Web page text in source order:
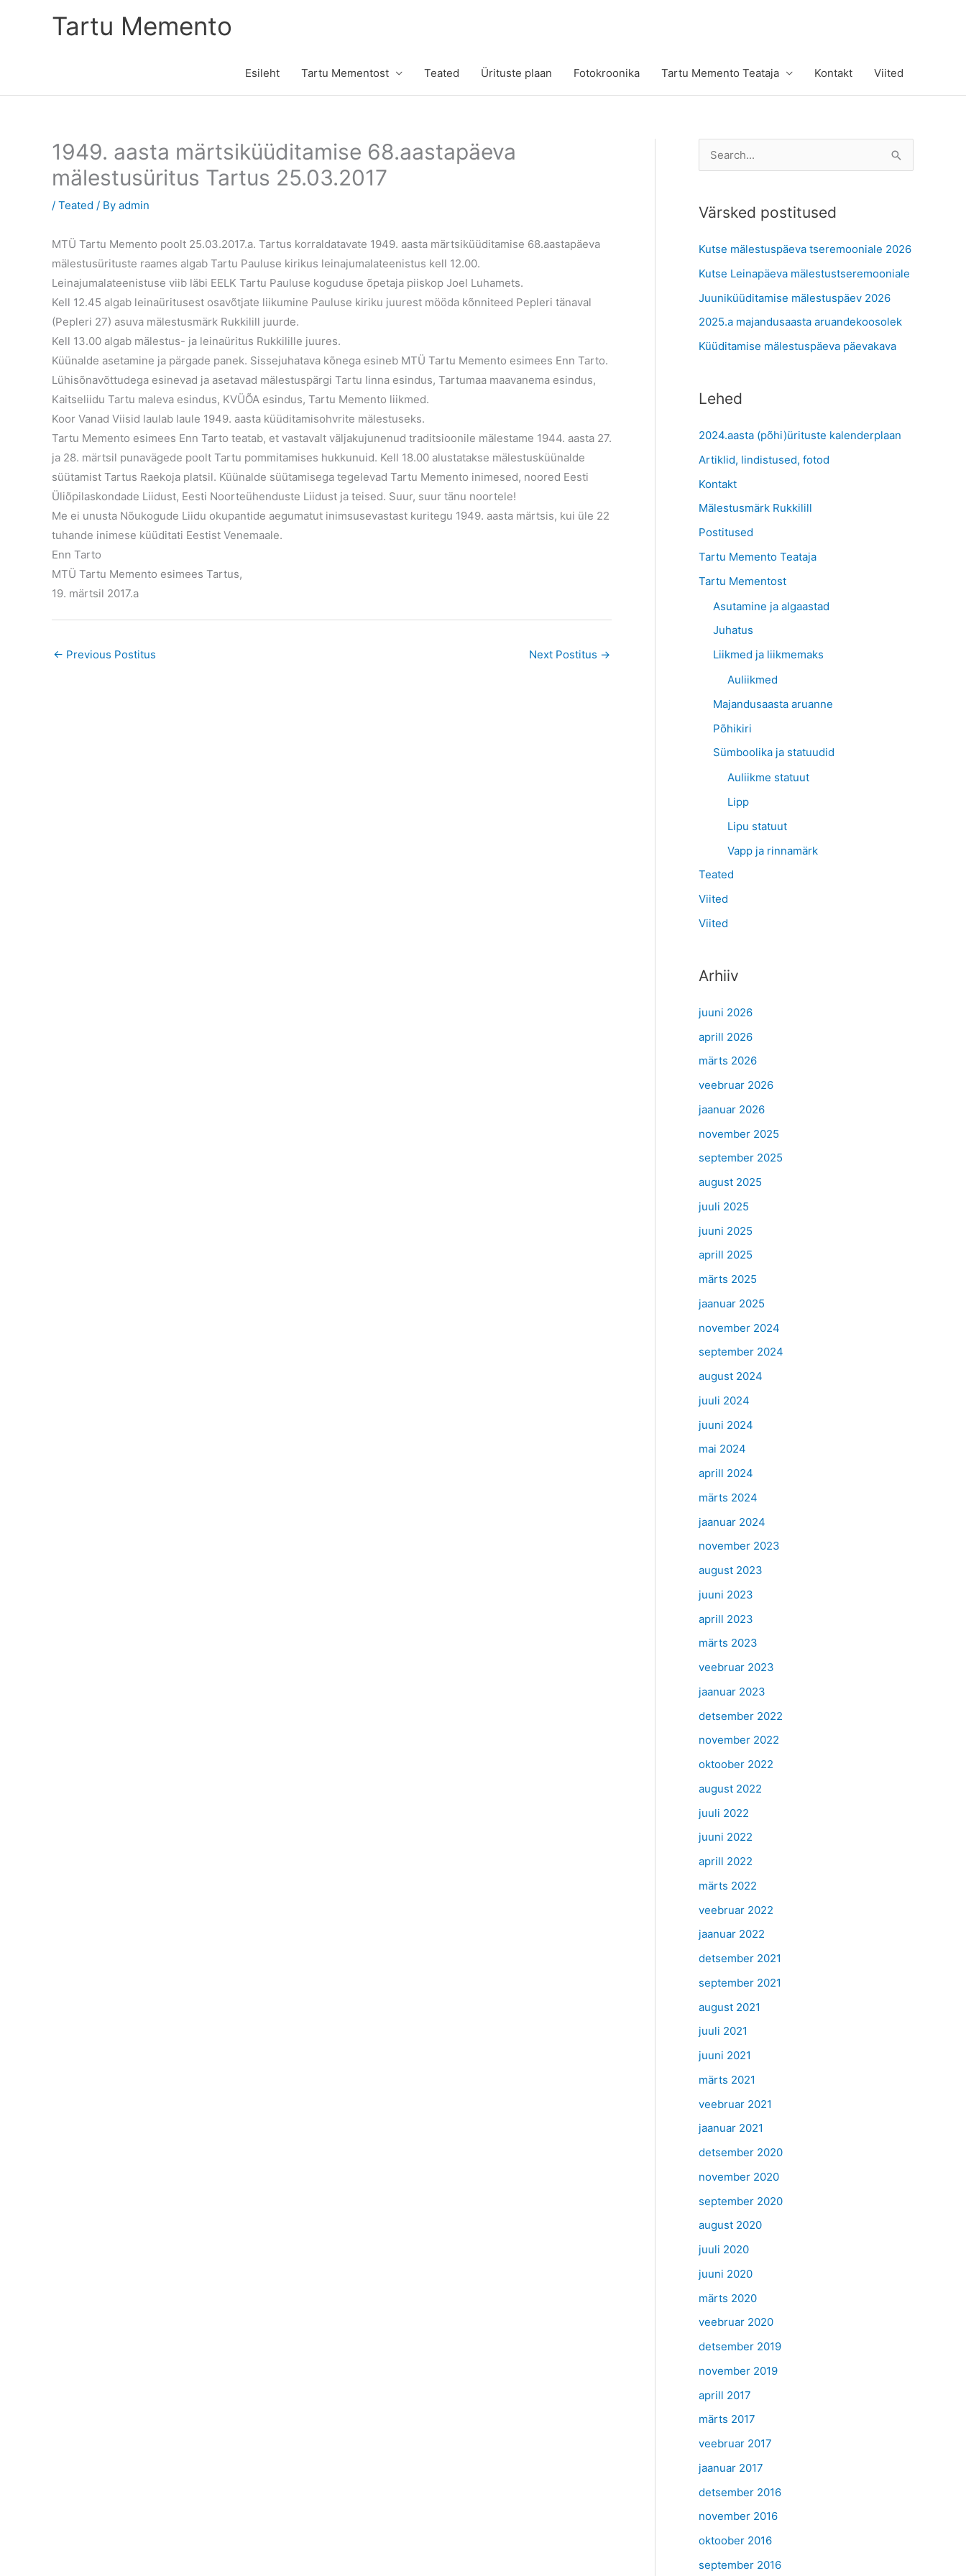
Tartu Memento
Esileht Tartu Mementost Teated Ürituste plaan Fotokroonika Tartu Memento Teataja Kontakt Viited
1949. aasta märtsiküüditamise 68.aastapäeva
mälestusüritus Tartus 25.03.2017
/ Teated / By admin
MTÜ Tartu Memento poolt 25.03.2017.a. Tartus korraldatavate 1949. aasta märtsiküüditamise 68.aastapäeva
mälestusürituste raames algab Tartu Pauluse kirikus leinajumalateenistus kell 12.00.
Leinajumalateenistuse viib läbi EELK Tartu Pauluse koguduse õpetaja piiskop Joel Luhamets.
Kell 12.45 algab leinaüritusest osavõtjate liikumine Pauluse kiriku juurest mööda kõnniteed Pepleri tänaval
(Pepleri 27) asuva mälestusmärk Rukkilill juurde.
Kell 13.00 algab mälestus- ja leinaüritus Rukkilille juures.
Küünalde asetamine ja pärgade panek. Sissejuhatava kõnega esineb MTÜ Tartu Memento esimees Enn Tarto.
Lühisõnavõttudega esinevad ja asetavad mälestuspärgi Tartu linna esindus, Tartumaa maavanema esindus,
Kaitseliidu Tartu maleva esindus, KVÜÕA esindus, Tartu Memento liikmed.
Koor Vanad Viisid laulab laule 1949. aasta küüditamisohvrite mälestuseks.
Tartu Memento esimees Enn Tarto teatab, et vastavalt väljakujunenud traditsioonile mälestame 1944. aasta 27.
ja 28. märtsil punavägede poolt Tartu pommitamises hukkunuid. Kell 18.00 alustatakse mälestusküünalde
süütamist Tartus Raekoja platsil. Küünalde süütamisega tegelevad Tartu Memento inimesed, noored Eesti
Üliõpilaskondade Liidust, Eesti Noorteühenduste Liidust ja teised. Suur, suur tänu noortele!
Me ei unusta Nõukogude Liidu okupantide aegumatut inimsusevastast kuritegu 1949. aasta märtsis, kui üle 22
tuhande inimese küüditati Eestist Venemaale.
Enn Tarto
MTÜ Tartu Memento esimees Tartus,
19. märtsil 2017.a
← Previous Postitus Next Postitus →
e
r
h
f
o
r
:
Värsked postitused
Kutse mälestuspäeva tseremooniale 2026
Kutse Leinapäeva mälestustseremooniale
Juuniküüditamise mälestuspäev 2026
2025.a majandusaasta aruandekoosolek
Küüditamise mälestuspäeva päevakava
Lehed
2024.aasta (põhi)ürituste kalenderplaan
Artiklid, lindistused, fotod
Kontakt
Mälestusmärk Rukkilill
Postitused
Tartu Memento Teataja
Tartu Mementost
Asutamine ja algaastad
Juhatus
Liikmed ja liikmemaks
Auliikmed
Majandusaasta aruanne
Põhikiri
Sümboolika ja statuudid
Auliikme statuut
Lipp
Lipu statuut
Vapp ja rinnamärk
Teated
Viited
Viited
Arhiiv
juuni 2026
aprill 2026
märts 2026
veebruar 2026
jaanuar 2026
november 2025
september 2025
august 2025
juuli 2025
juuni 2025
aprill 2025
märts 2025
jaanuar 2025
november 2024
september 2024
august 2024
juuli 2024
juuni 2024
mai 2024
aprill 2024
märts 2024
jaanuar 2024
november 2023
august 2023
juuni 2023
aprill 2023
märts 2023
veebruar 2023
jaanuar 2023
detsember 2022
november 2022
oktoober 2022
august 2022
juuli 2022
juuni 2022
aprill 2022
märts 2022
veebruar 2022
jaanuar 2022
detsember 2021
september 2021
august 2021
juuli 2021
juuni 2021
märts 2021
veebruar 2021
jaanuar 2021
detsember 2020
november 2020
september 2020
august 2020
juuli 2020
juuni 2020
märts 2020
veebruar 2020
detsember 2019
november 2019
aprill 2017
märts 2017
veebruar 2017
jaanuar 2017
detsember 2016
november 2016
oktoober 2016
september 2016